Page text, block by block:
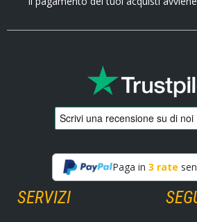
Paga in 3 rate
SERVIZI